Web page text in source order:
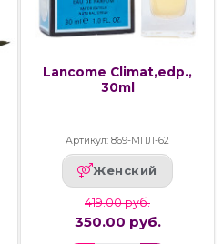
Lancome Climat,edp.,
30ml
Артикул: 869-МПЛ-62
Женский
419.00 руб.
350.00 руб.